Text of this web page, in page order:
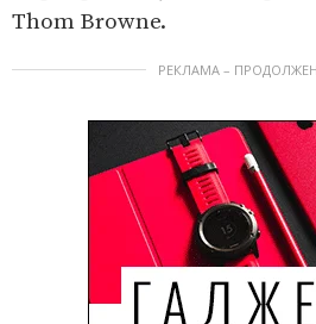
f
Thom Browne.
РЕКЛАМА –